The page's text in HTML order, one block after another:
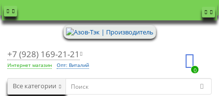
+7 (928) 169-21-21
Интернет магазин Опт: Виталий
0
Все категории